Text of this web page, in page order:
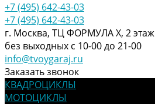
+7 (495) 642-43-03
+7 (495) 642-43-03
г. Москва, ТЦ ФОРМУЛА Х, 2 этаж
без выходных с 10-00 до 21-00
info@tvoygaraj.ru
Заказать звонок
КВАДРОЦИКЛЫ
МОТОЦИКЛЫ